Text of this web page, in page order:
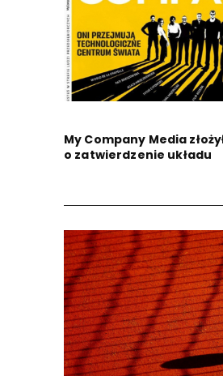
My Company Media
o zatwierdzenie układu